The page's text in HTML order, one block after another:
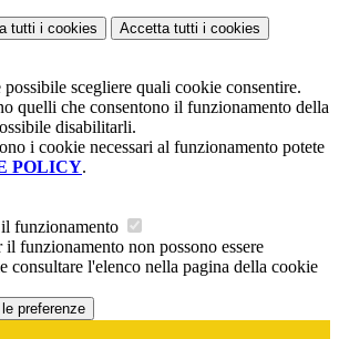
tutti i cookies Accetta tutti i cookies
possibile scegliere quali cookie consentire.
quelli che consentono il funzionamento della
disabilitarli.
i cookie necessari al funzionamento potete
POLICY.
funzionamento
il funzionamento non possono essere
consultare l'elenco nella pagina della cookie
preferenze